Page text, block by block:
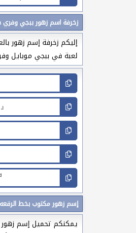
زخرفة اسم زهور ببجي وفري
إليكم زخرفة إسم زهور
لعبة في ببجي موبايل
إسم زهور مكتوب بخط
يمكنكم تحميل إسم زهور